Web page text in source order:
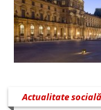
Actualitate socială